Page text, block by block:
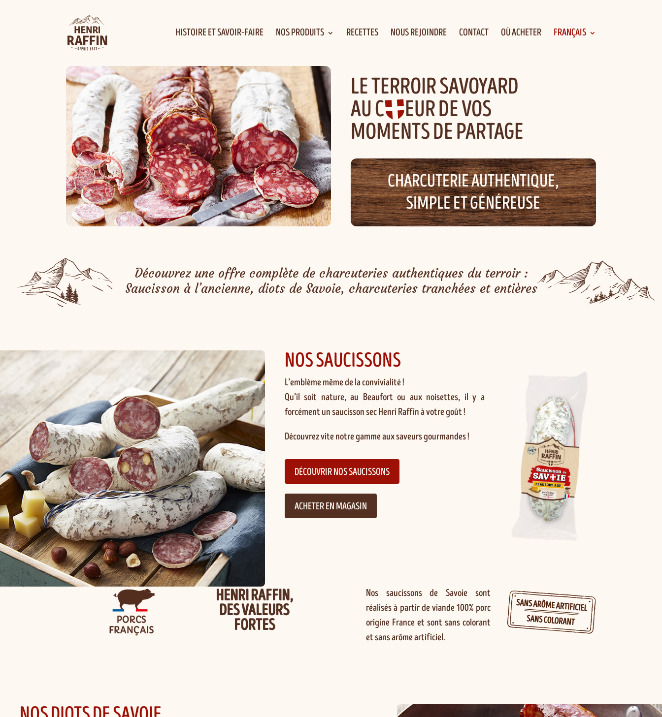
HISTOIRE ET SAVOIR-FAIRE NOS PRODUITS RECETTES NOUS REJOINDRE CONTACT OÙ ACHETER FRANÇAIS
-
LE TERROIR SAVOYARD
AU CO EUR DE VOS
MOMENTS DE PARTAGE
CHARCUTERIE AUTHENTIQUE,
SIMPLE ET GÉNÉREUSE
Découvrez une offre complète de charcuteries authentiques du terroir :
Saucisson à l’ancienne, diots de Savoie, charcuteries tranchées et entières
NOS SAUCISSONS
L’emblème même de la convivialité !
Qu’il soit nature, au Beaufort ou aux noisettes, il y a
forcément un saucisson sec Henri Raffin à votre goût !
Découvrez vite notre gamme aux saveurs gourmandes !
DÉCOUVRIR NOS SAUCISSONS
ACHETER EN MAGASIN
HENRI RAFFIN,
DES VALEURS
FORTES
Nos saucissons de Savoie sont
réalisés à partir de viande 100% porc
origine France et sont sans colorant
et sans arôme artificiel.